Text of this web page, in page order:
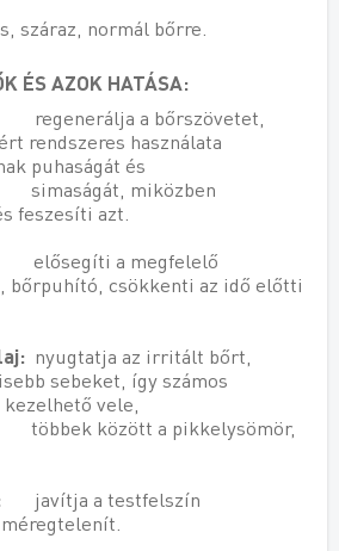
száraz, normál bőrre.
ÉS AZOK HATÁSA:
a bőrszövetet,
rendszeres használata
puhaságát és
miközben
feszesíti azt.
a megfelelő
bőrpuhító, csökkenti az idő előtti
nyugtatja az irritált bőrt,
sebeket, így számos
vele,
a pikkelysömör,
javítja a testfelszín